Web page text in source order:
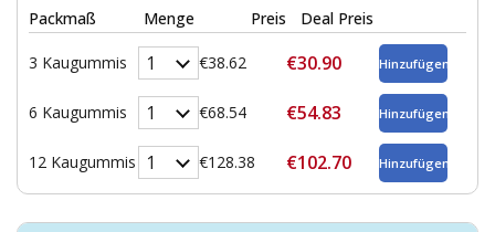
Packmaß Menge Preis Deal Preis
3 Kaugummis €38.62 €30.90
6 Kaugummis €68.54 €54.83
12 Kaugummis €128.38 €102.70